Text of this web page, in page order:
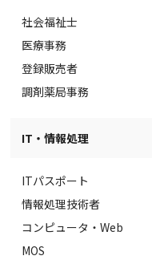
社会福祉士
医療事務
登録販売者
調剤薬局事務
IT・情報処理
ITパスポート
情報処理技術者
コンピュータ・Web
MOS